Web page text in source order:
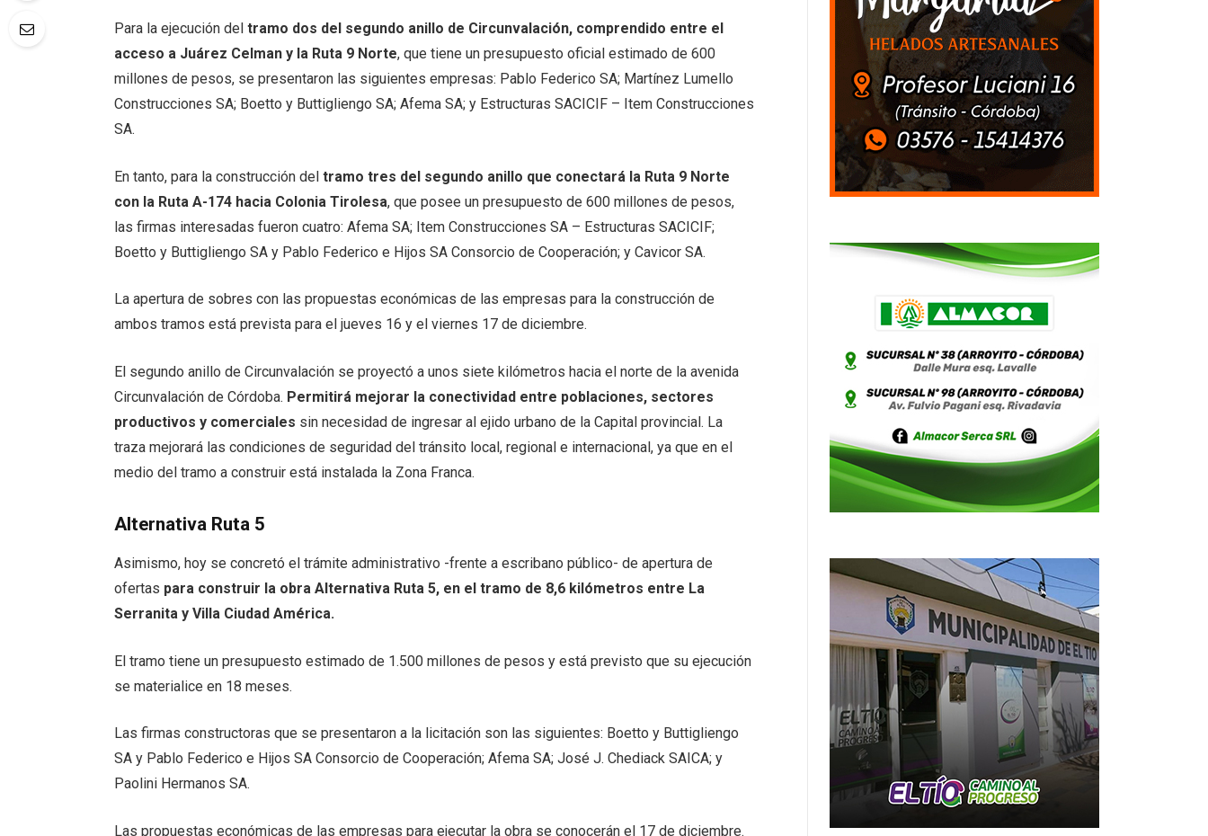
Para la ejecución deltramo dos del segundo anillo de Circunvalación, comprendido entre el
acceso a Juárez Celman y la Ruta 9 Norte, que tiene un presupuesto oficial estimado de 600
millones de pesos, se presentaron las siguientes empresas: Pablo Federico SA; Martínez Lumello
Construcciones SA; Boetto y Buttigliengo SA; Afema SA; y Estructuras SACICIF – Item Construcciones
SA.
En tanto, para la construcción deltramo tres del segundo anillo que conectará la Ruta 9 Norte
con la Ruta A-174 hacia Colonia Tirolesa, que posee un presupuesto de 600 millones de pesos,
las firmas interesadas fueron cuatro: Afema SA; Item Construcciones SA – Estructuras SACICIF;
Boetto y Buttigliengo SA y Pablo Federico e Hijos SA Consorcio de Cooperación; y Cavicor SA.
La apertura de sobres con las propuestas económicas de las empresas para la construcción de
ambos tramos está prevista para el jueves 16 y el viernes 17 de diciembre.
El segundo anillo de Circunvalación se proyectó a unos siete kilómetros hacia el norte de la avenida
Circunvalación de Córdoba. Permitirá mejorar la conectividad entre poblaciones, sectores
productivos y comerciales sin necesidad de ingresar al ejido urbano de la Capital provincial. La
traza mejorará las condiciones de seguridad del tránsito local, regional e internacional, ya que en el
medio del tramo a construir está instalada la Zona Franca.
Alternativa Ruta 5
Asimismo, hoy se concretó el trámite administrativo -frente a escribano público- de apertura de
ofertas para construir la obra Alternativa Ruta 5, en el tramo de 8,6 kilómetros entre La
Serranita y Villa Ciudad América.
El tramo tiene un presupuesto estimado de 1.500 millones de pesos y está previsto que su ejecución
se materialice en 18 meses.
Las firmas constructoras que se presentaron a la licitación son las siguientes: Boetto y Buttigliengo
SA y Pablo Federico e Hijos SA Consorcio de Cooperación; Afema SA; José J. Chediack SAICA; y
Paolini Hermanos SA.
Las propuestas económicas de las empresas para ejecutar la obra se conocerán el 17 de diciembre.